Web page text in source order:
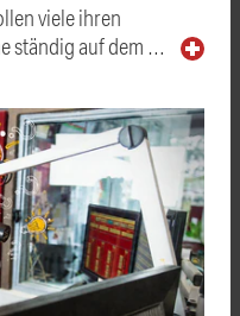
viele ihren
ständig auf dem …